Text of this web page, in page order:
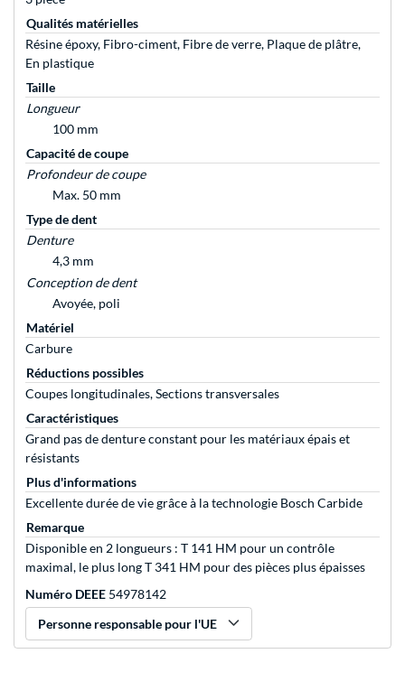
Qualités matérielles
Résine époxy, Fibro-ciment, Fibre de verre, Plaque de plâtre,
En plastique
Taille
Longueur
100 mm
Capacité de coupe
Profondeur de coupe
Max. 50 mm
Type de dent
Denture
4,3 mm
Conception de dent
Avoyée, poli
Matériel
Carbure
Réductions possibles
Coupes longitudinales, Sections transversales
Caractéristiques
Grand pas de denture constant pour les matériaux épais et
résistants
Plus d'informations
Excellente durée de vie grâce à la technologie Bosch Carbide
Remarque
Disponible en 2 longueurs : T 141 HM pour un contrôle
maximal, le plus long T 341 HM pour des pièces plus épaisses
Numéro DEEE 54978142
Personne responsable pour l'UE